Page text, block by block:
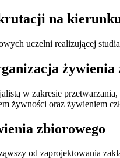
na
uczelni realizującej
żywienia
w zakresie
żywności oraz żywieniem
zbiorowego
od zaprojektowania